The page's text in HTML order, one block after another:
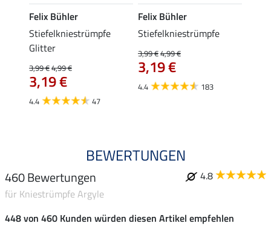
Felix Bühler
Stiefelkniestrümpfe
Glitter
3,99 €4,99 €
3,19 €
4.4 47
Felix Bühler
Stiefelkniestrümpfe
3,99 €4,99 €
3,19 €
4.4 183
BEWERTUNGEN
460 Bewertungen
4.8
für Kniestrümpfe Argyle
448 von 460 Kunden würden diesen Artikel empfehlen